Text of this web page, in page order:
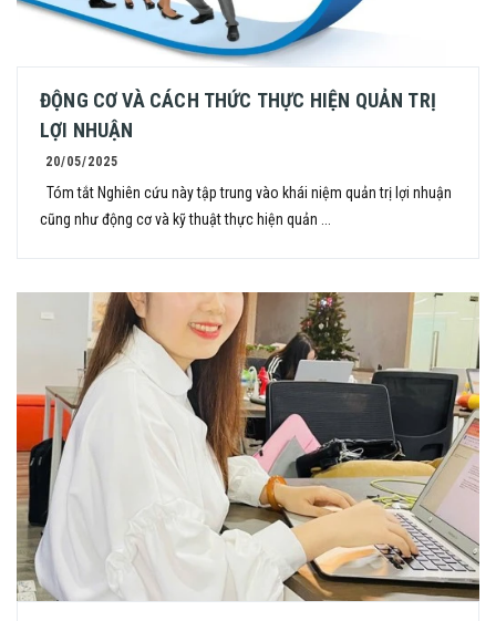
ĐỘNG CƠ VÀ CÁCH THỨC THỰC HIỆN QUẢN TRỊ
LỢI NHUẬN
20/05/2025
Tóm tắt Nghiên cứu này tập trung vào khái niệm quản trị lợi nhuận
cũng như động cơ và kỹ thuật thực hiện quản ...